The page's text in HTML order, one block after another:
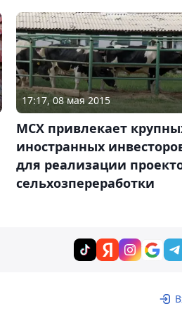
17:17, 08 мая 2015
МСХ привлекает
иностранных
для реализации
сельхозпереработки